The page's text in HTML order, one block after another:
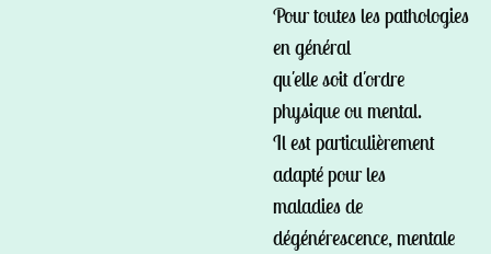
Pour toutes les pathologies
en général
qu'elle soit d'ordre
physique ou mental.
Il est particulièrement
adapté pour les
maladies de
dégénérescence, mentale